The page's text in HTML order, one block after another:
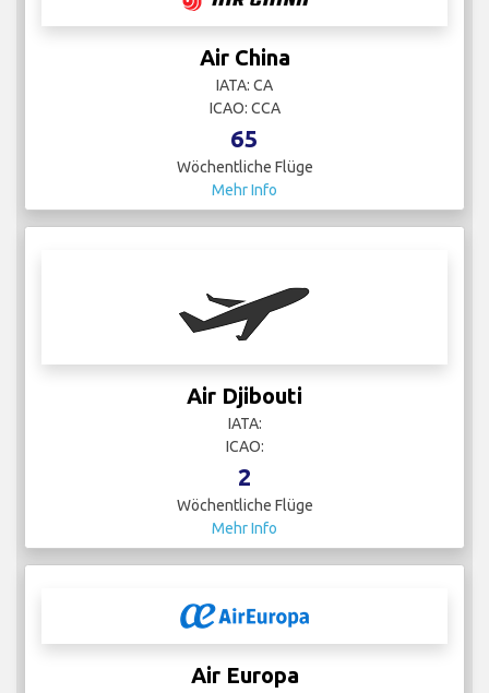
Air China
IATA: CA
ICAO: CCA
65
Wöchentliche Flüge
Mehr Info
Air Djibouti
IATA:
ICAO:
2
Wöchentliche Flüge
Mehr Info
Air Europa